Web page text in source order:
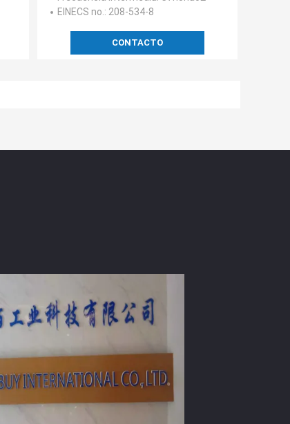
EINECS no. : 208-534-8
CONTACTO